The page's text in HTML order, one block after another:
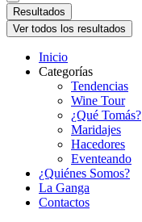
Resultados
Ver todos los resultados
Inicio
Categorías
Tendencias
Wine Tour
¿Qué Tomás?
Maridajes
Hacedores
Eventeando
¿Quiénes Somos?
La Ganga
Contactos